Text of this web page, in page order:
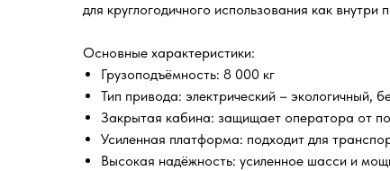
для круглогодичного использования как
Основные характеристики:
Грузоподъёмность: 8 000 кг
Тип привода: электрический – экологичный,
Закрытая кабина: защищает оператора от
Усиленная платформа: подходит для
Высокая надёжность: усиленное шасси и